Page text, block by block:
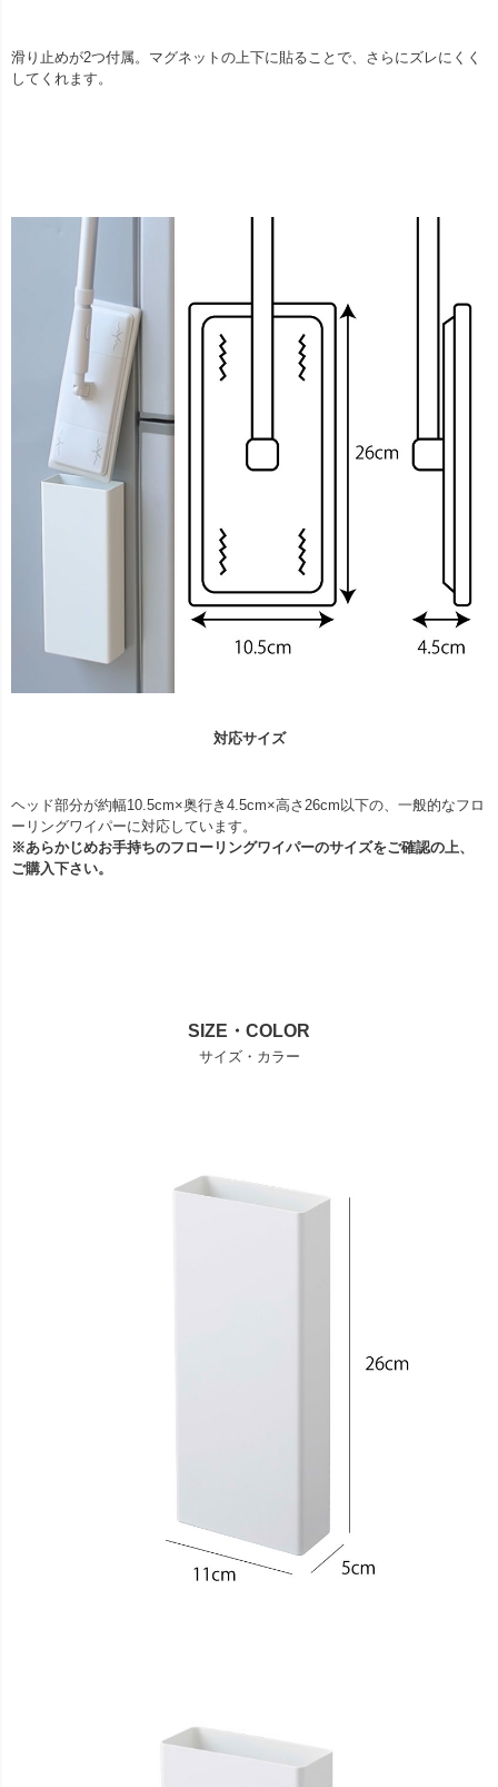
滑り止めが2つ付属。マグネットの上下に貼ることで、さらにズレにくく
してくれます。
対応サイズ
ヘッド部分が約幅10.5cm×奥行き4.5cm×高さ26cm以下の、一般的なフロ
ーリングワイパーに対応しています。
※あらかじめお手持ちのフローリングワイパーのサイズをご確認の上、
ご購入下さい。
SIZE・COLOR
サイズ・カラー